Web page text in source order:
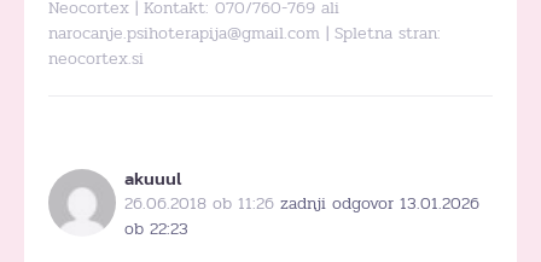
Neocortex | Kontakt: 070/760-769 ali
narocanje.psihoterapija@gmail.com | Spletna stran:
neocortex.si
akuuul
26.06.2018 ob 11:26 zadnji odgovor 13.01.2026
ob 22:23